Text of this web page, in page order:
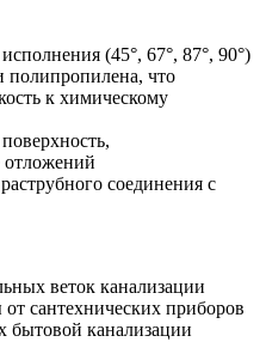
(45°, 67°, 87°, 90°)
полипропилена, что
к химическому
соединения с
веток канализации
сантехнических приборов
бытовой канализации